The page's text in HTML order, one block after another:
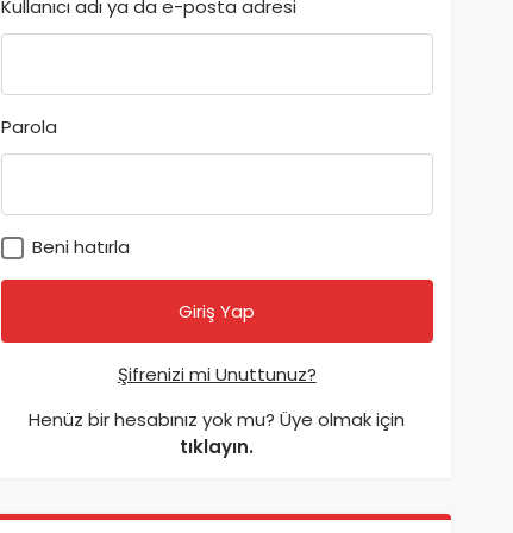
Kullanıcı adı ya da e-posta adresi
Parola
Beni hatırla
Şifrenizi mi Unuttunuz?
Henüz bir hesabınız yok mu? Üye olmak için
tıklayın.